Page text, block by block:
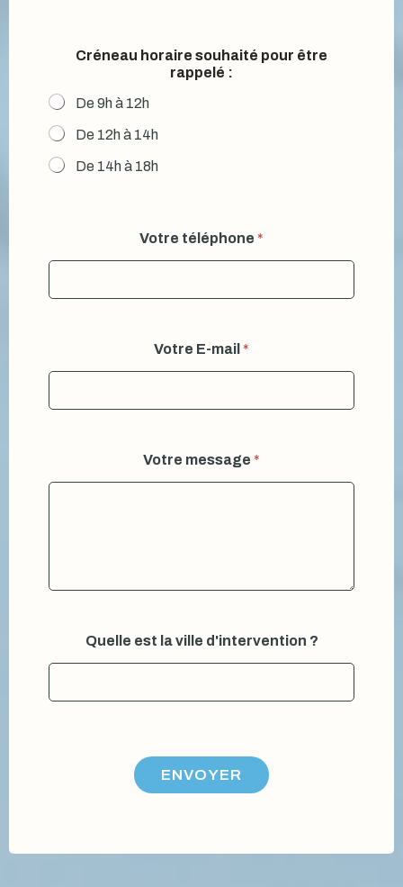
Créneau horaire souhaité pour être
rappelé :
De 9h à 12h
De 12h à 14h
De 14h à 18h
Votre téléphone *
Votre E-mail *
Votre message *
Quelle est la ville d'intervention ?
ENVOYER